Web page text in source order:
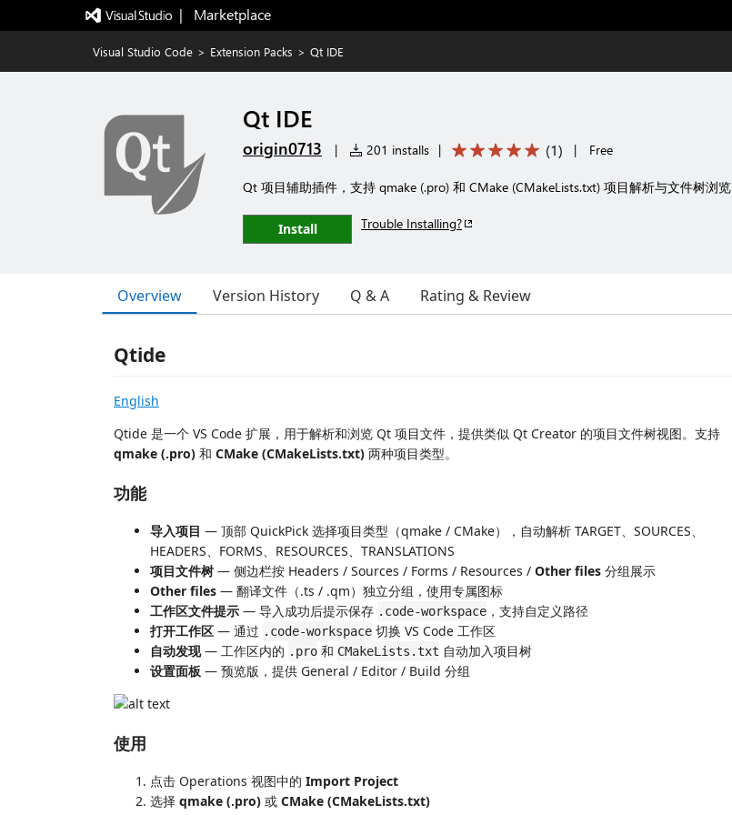
|   Marketplace
Visual Studio Code > Extension Packs > Qt IDE
Qt IDE
origin0713 | 201 installs | (1) | Free
Qt 项目辅助插件，支持 qmake (.pro) 和 CMake (CMakeLists.txt) 项目解析与文件树浏览
Install Trouble Installing?
Overview Version History Q & A Rating & Review
Qtide
English
Qtide 是一个 VS Code 扩展，用于解析和浏览 Qt 项目文件，提供类似 Qt Creator 的项目文件树视图。支持
qmake (.pro) 和 CMake (CMakeLists.txt) 两种项目类型。
功能
导入项目 — 顶部 QuickPick 选择项目类型（qmake / CMake），自动解析 TARGET、SOURCES、
HEADERS、FORMS、RESOURCES、TRANSLATIONS
项目文件树 — 侧边栏按 Headers / Sources / Forms / Resources / Other files 分组展示
Other files — 翻译文件（.ts / .qm）独立分组，使用专属图标
工作区文件提示 — 导入成功后提示保存 .code-workspace ，支持自定义路径
打开工作区 — 通过 .code-workspace 切换 VS Code 工作区
自动发现— 工作区内的 .pro 和 CMakeLists.txt 自动加入项目树
设置面板 — 预览版，提供 General / Editor / Build 分组
使用
点击 Operations 视图中的 Import Project
选择 qmake (.pro) 或 CMake (CMakeLists.txt)